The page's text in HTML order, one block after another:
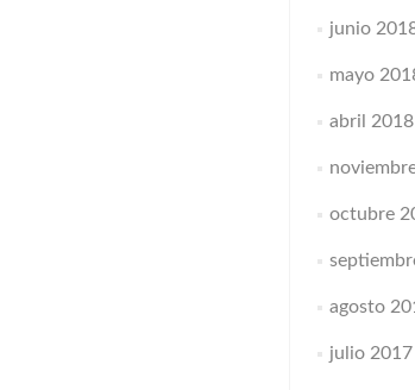
junio
mayo
abril 2018
octubre
agosto
julio 2017